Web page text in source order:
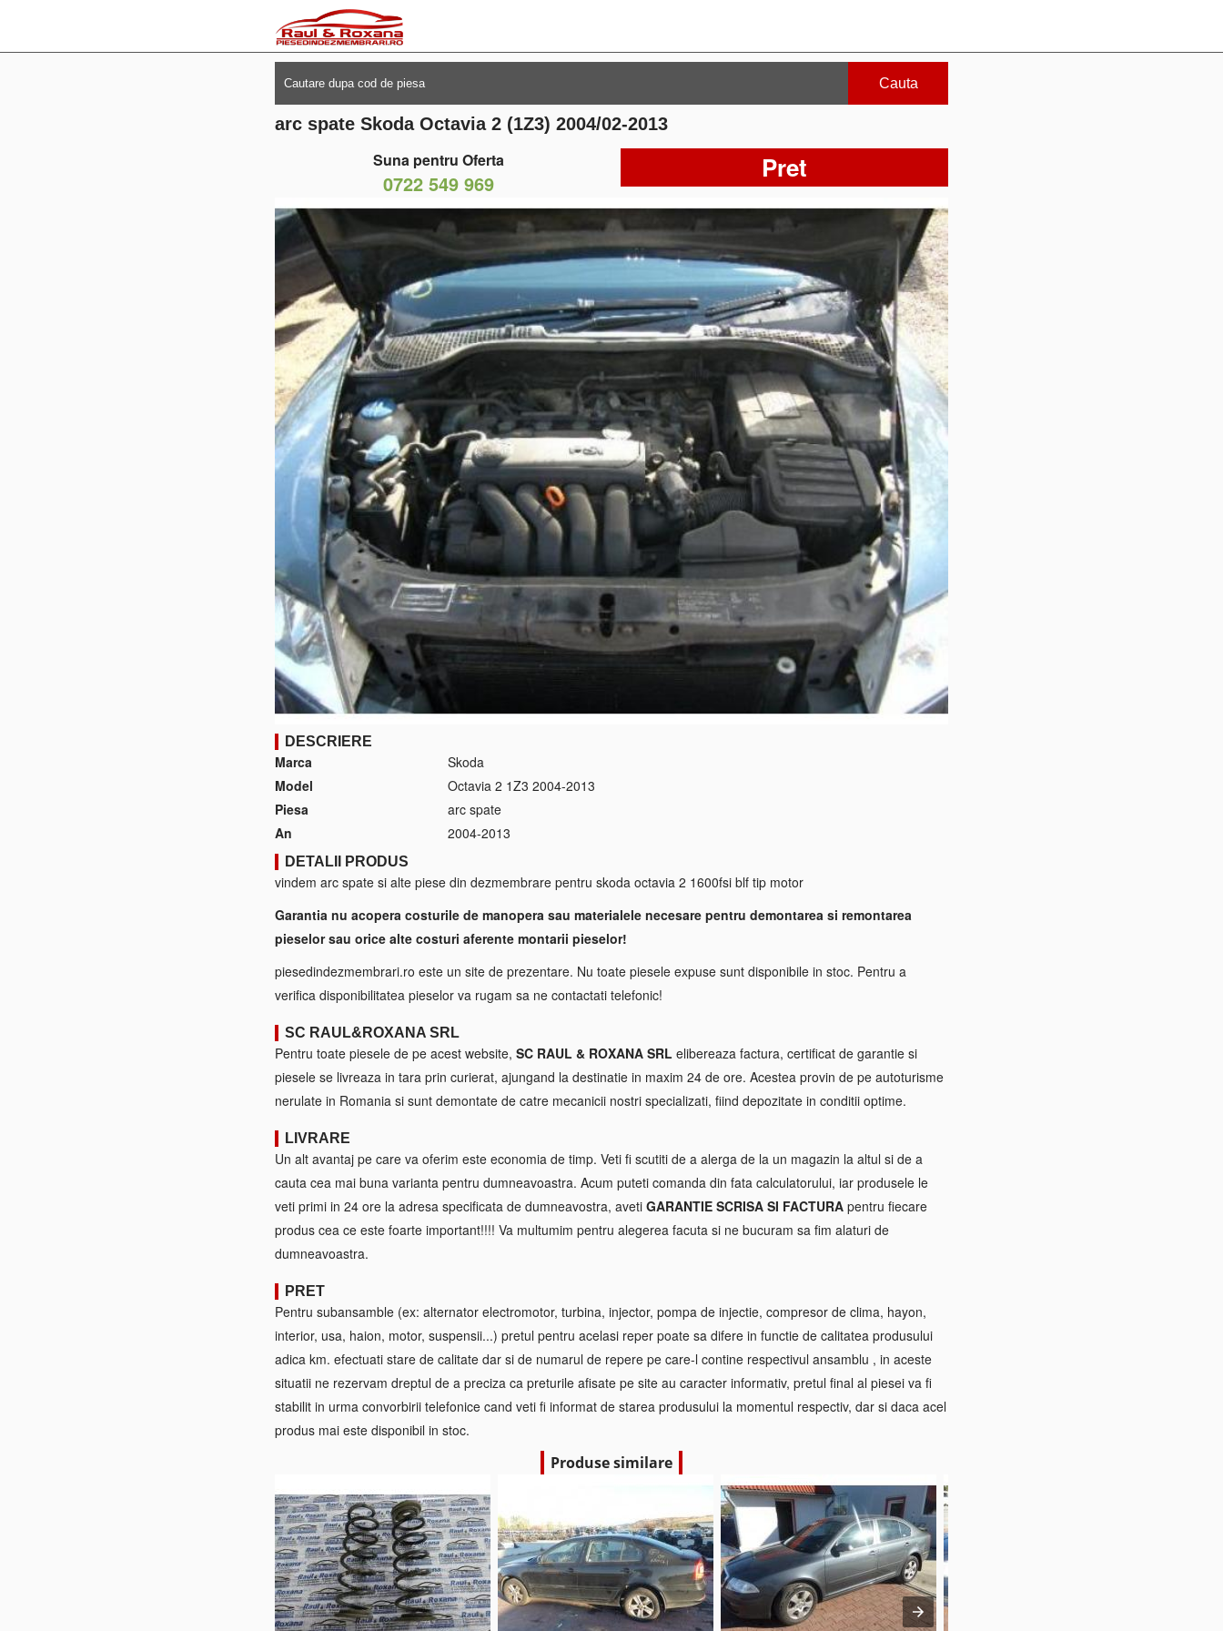
Cauta
arc spate Skoda Octavia 2 (1Z3) 2004/02-2013
Suna pentru Oferta
0722 549 969 Pret
DESCRIERE
Marca
Skoda
Model
Octavia 2 1Z3 2004-2013
Piesa
arc spate
An
2004-2013
DETALII PRODUS
vindem arc spate si alte piese din dezmembrare pentru skoda octavia 2 1600fsi blf tip motor
Garantia nu acopera costurile de manopera sau materialele necesare pentru demontarea si remontarea
pieselor sau orice alte costuri aferente montarii pieselor!
piesedindezmembrari.ro este un site de prezentare. Nu toate piesele expuse sunt disponibile in stoc. Pentru a
verifica disponibilitatea pieselor va rugam sa ne contactati telefonic!
SC RAUL&ROXANA SRL
Pentru toate piesele de pe acest website, SC RAUL & ROXANA SRL elibereaza factura, certificat de garantie si
piesele se livreaza in tara prin curierat, ajungand la destinatie in maxim 24 de ore. Acestea provin de pe autoturisme
nerulate in Romania si sunt demontate de catre mecanicii nostri specializati, fiind depozitate in conditii optime.
LIVRARE
Un alt avantaj pe care va oferim este economia de timp. Veti fi scutiti de a alerga de la un magazin la altul si de a
cauta cea mai buna varianta pentru dumneavoastra. Acum puteti comanda din fata calculatorului, iar produsele le
veti primi in 24 ore la adresa specificata de dumneavostra, aveti GARANTIE SCRISA SI FACTURA pentru fiecare
produs cea ce este foarte important!!!! Va multumim pentru alegerea facuta si ne bucuram sa fim alaturi de
dumneavoastra.
PRET
Pentru subansamble (ex: alternator electromotor, turbina, injector, pompa de injectie, compresor de clima, hayon,
interior, usa, haion, motor, suspensii...) pretul pentru acelasi reper poate sa difere in functie de calitatea produsului
adica km. efectuati stare de calitate dar si de numarul de repere pe care-l contine respectivul ansamblu , in aceste
situatii ne rezervam dreptul de a preciza ca preturile afisate pe site au caracter informativ, pretul final al piesei va fi
stabilit in urma convorbirii telefonice cand veti fi informat de starea produsului la momentul respectiv, dar si daca acel
produs mai este disponibil in stoc.
Produse similare